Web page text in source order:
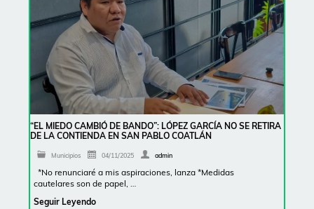
“EL MIEDO CAMBIÓ DE BANDO”: LÓPEZ GARCÍA NO SE RETIRA
DE LA CONTIENDA EN SAN PABLO COATLÁN
Municipios 04/11/2025 admin
*No renunciaré a mis aspiraciones, lanza *Medidas
cautelares son de papel, …
Seguir Leyendo